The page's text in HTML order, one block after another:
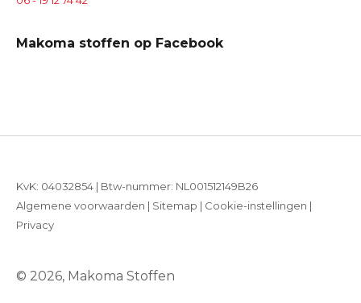
Makoma stoffen op Facebook
© 2026, Makoma Stoffen
KvK: 04032854 | Btw-nummer: NL001512149B26
Algemene voorwaarden | Sitemap | Cookie-instellingen |
Privacy